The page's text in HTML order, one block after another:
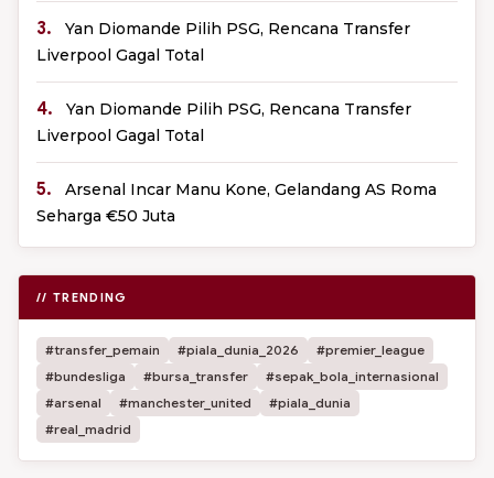
3.
Yan Diomande Pilih PSG, Rencana Transfer
Liverpool Gagal Total
4.
Yan Diomande Pilih PSG, Rencana Transfer
Liverpool Gagal Total
5.
Arsenal Incar Manu Kone, Gelandang AS Roma
Seharga €50 Juta
// TRENDING
#transfer_pemain #piala_dunia_2026
#premier_league
#bundesliga
#bursa_transfer
#sepak_bola_internasional
#arsenal
#manchester_united
#piala_dunia
#real_madrid